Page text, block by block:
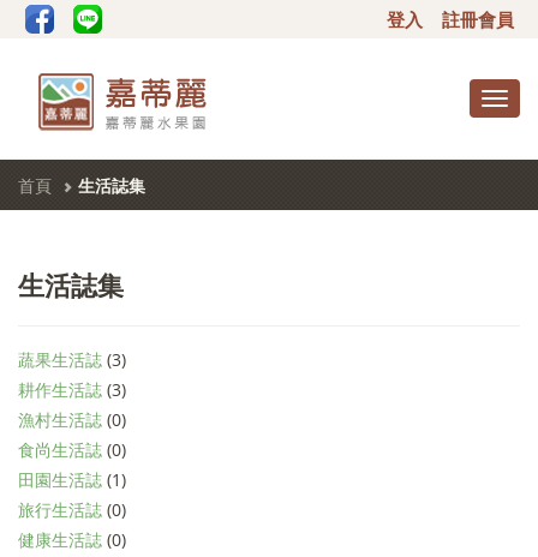
登入 註冊會員
首頁 生活誌集
生活誌集
蔬果生活誌 (3)
耕作生活誌 (3)
漁村生活誌 (0)
食尚生活誌 (0)
田園生活誌 (1)
旅行生活誌 (0)
健康生活誌 (0)